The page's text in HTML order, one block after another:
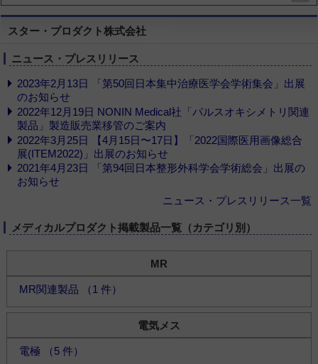
スター・プロダクト株式会社
ニュース・プレスリリース
2023年2月13日 「第50回日本集中治療医学会学術集会」出展
のお知らせ
2022年12月19日 NONIN Medical社「パルスオキシメトリ関連
製品」製造販売業移管のご案内
2022年3月25日 【4月15日〜17日】「2022国際医用画像総合
展(ITEM2022)」出展のお知らせ
2021年4月23日 「第94回日本整形外科学会学術総会」出展の
お知らせ
ニュース・プレスリリース一覧
メディカルプロダクト掲載製品一覧（カテゴリ別）
MR
MR関連製品 （1 件）
電気メス
電極 （5 件）